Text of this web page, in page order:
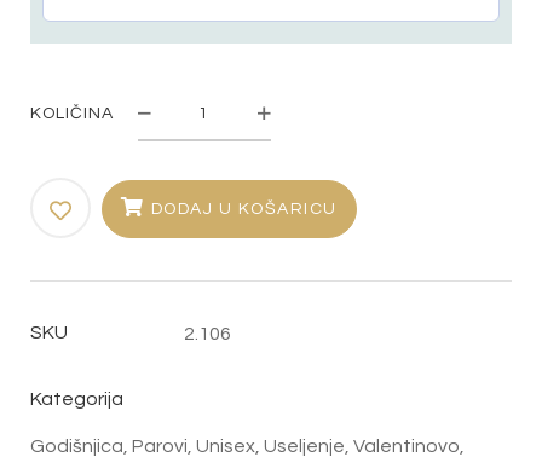
KOLIČINA
Ukras
količina
DODAJ U KOŠARICU
SKU 2.106
Kategorija
Godišnjica Parovi Unisex Useljenje Valentinovo